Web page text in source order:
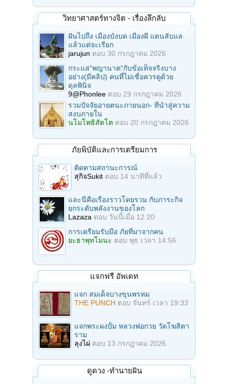
วิทยาศาสตร์ทางจิต - เรื่องลึกลับ
ฝันไปถึง เมืองบังบด เมืองผี แดนลับแล
แล้วแต่จะเรียก
jarujun ตอบ 30 กรกฎาคม 2026
กระแส"พญานาค"กับข้อเท็จจริงบาง
อย่าง(มีคลิป) คนที่ไม่เชื่อควรดูด้วย
ดุลพินิจ
9@Phonlee ตอบ 29 กรกฎาคม 2026
รวมปัจจัยอายตนะภายนอก- ที่นำสู่ความ
สงบภายใน
นโมโพธิสัตโต ตอบ 20 กรกฎาคม 2026
ภัยพิบัติและการเตรียมการ
ติดตามสถานะการณ์
สุกิจSukit ตอบ 14 นาทีที่แล้ว
และนี่คือเรื่องราวโดยรวม กับภาระกิจ
ยกระดับพลังงานของโลก
Lazaza ตอบ วันนี้เมื่อ 12:20
การเตรียมรับมือ ภัยที่มาจากคน
ยะธาพุทโมนะ ตอบ พุธ เวลา 14:56
แจกฟรี อัพเดท
แจก สมเด็จบางขุนพรหม
THE PUNCH ตอบ จันทร์ เวลา 19:33
แจกพระผงปั้ม หลวงพ่อกวย วัดโฆสิตา
ราม
ลุงไผ่ ตอบ 13 กรกฎาคม 2026
ดูดวง -ทำนายฝัน